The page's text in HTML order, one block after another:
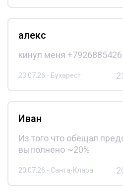
алекс
кинул меня
23.07.26 - Бухарест
Иван
Из того что обещал
выполнено ~20%
20.07.26 - Санта-Клара